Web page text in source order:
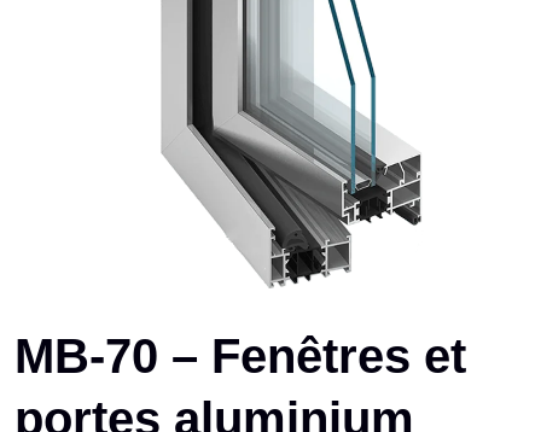
MB-70 – Fenêtres et
portes aluminium